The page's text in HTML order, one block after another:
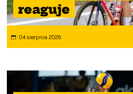
reaguje
04 sierpnia 2026